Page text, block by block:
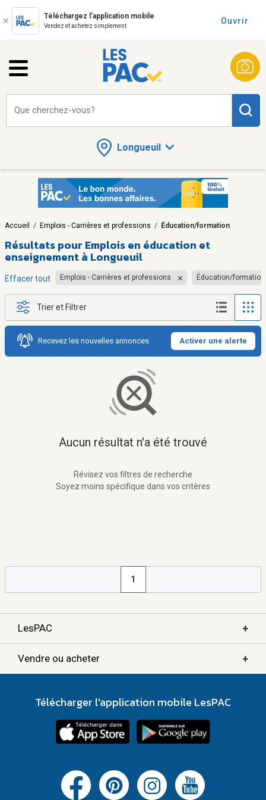
Téléchargez l'application mobile
Vendez et achetez simplement
Ouvrir
Longueuil
Que cherchez-vous?
Accueil / Emplois - Carrières et professions / Éducation/formation
Résultats pour Emplois en éducation et
enseignement à Longueuil
Effacer tout Emplois - Carrières et professions Éducation/formation
Trier et Filtrer
Recevez les nouvelles annonces Activer une alerte
Aucun résultat n'a été trouvé
Révisez vos filtres de recherche
Soyez moins spécifique dans vos critères
1
LesPAC +
Vendre ou acheter +
Télécharger l'application mobile LesPAC